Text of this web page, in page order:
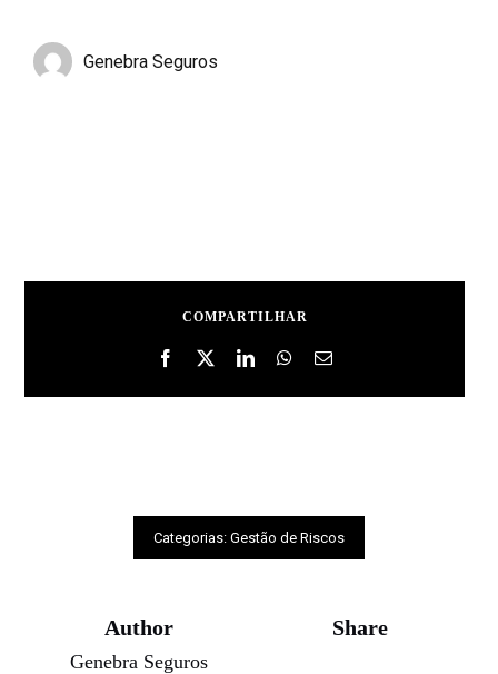
Genebra Seguros
COMPARTILHAR
Categorias: Gestão de Riscos
Author
Genebra Seguros
Share